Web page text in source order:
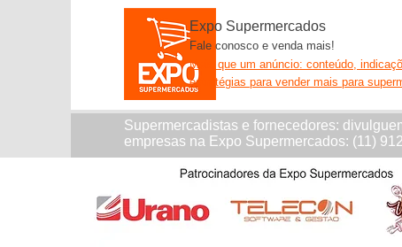
Expo Supermercados
Fale conosco e venda mais!
Mais que um anúncio: conteúdo,
estratégias para vender mais para
Supermercadistas e fornecedores:
empresas na Expo Supermercados: (11)